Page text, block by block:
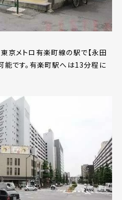
京メトロ有楽町線の駅で【永田
能です。有楽町駅へは13分程に